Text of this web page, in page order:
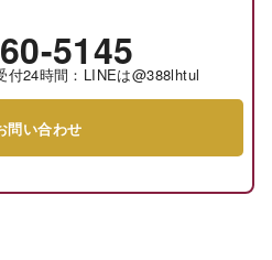
5145
付24時間：LINEは@388lhtul
問い合わせ